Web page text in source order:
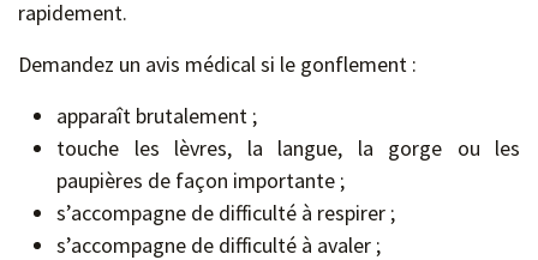
rapidement.
Demandez un avis médical si le gonflement :
apparaît brutalement ;
touche les lèvres, la langue, la gorge ou les
paupières de façon importante ;
s’accompagne de difficulté à respirer ;
s’accompagne de difficulté à avaler ;